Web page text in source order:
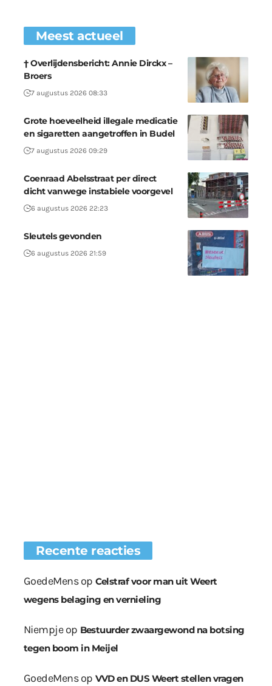
Meest actueel
† Overlijdensbericht: Annie Dirckx –
Broers
7 augustus 2026 08:33
Grote hoeveelheid illegale medicatie
en sigaretten aangetroffen in Budel
7 augustus 2026 09:29
Coenraad Abelsstraat per direct
dicht vanwege instabiele voorgevel
6 augustus 2026 22:23
Sleutels gevonden
6 augustus 2026 21:59
Recente reacties
GoedeMensop Celstraf voor man uit Weert
wegens belaging en vernieling
Niempjeop Bestuurder zwaargewond na botsing
tegen boom in Meijel
GoedeMensop VVD en DUS Weert stellen vragen